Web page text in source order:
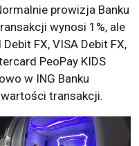
prowizja Banku
wynosi 1%, ale
FX, VISA Debit FX,
PeoPay KIDS
w ING Banku
transakcji.